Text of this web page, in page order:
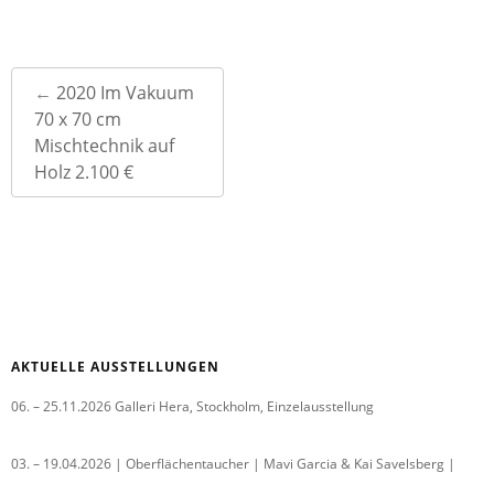
Post
navigation
← 2020 Im Vakuum
70 x 70 cm
Mischtechnik auf
Holz 2.100 €
AKTUELLE AUSSTELLUNGEN
06. – 25.11.2026 Galleri Hera, Stockholm, Einzelausstellung
03. – 19.04.2026 | Oberflächentaucher | Mavi Garcia & Kai Savelsberg |